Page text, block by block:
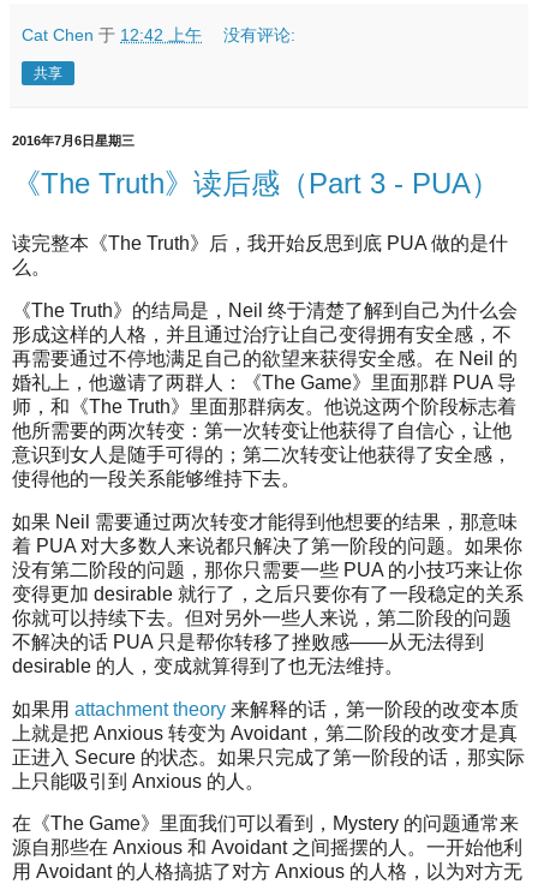
Cat Chen 于 12:42 上午 没有评论:
共享
2016年7月6日星期三
《The Truth》读后感（Part 3 - PUA）
读完整本《The Truth》后，我开始反思到底 PUA 做的是什
么。
《The Truth》的结局是，Neil 终于清楚了解到自己为什么会
形成这样的人格，并且通过治疗让自己变得拥有安全感，不
再需要通过不停地满足自己的欲望来获得安全感。在 Neil 的
婚礼上，他邀请了两群人：《The Game》里面那群 PUA 导
师，和《The Truth》里面那群病友。他说这两个阶段标志着
他所需要的两次转变：第一次转变让他获得了自信心，让他
意识到女人是随手可得的；第二次转变让他获得了安全感，
使得他的一段关系能够维持下去。
如果 Neil 需要通过两次转变才能得到他想要的结果，那意味
着 PUA 对大多数人来说都只解决了第一阶段的问题。如果你
没有第二阶段的问题，那你只需要一些 PUA 的小技巧来让你
变得更加 desirable 就行了，之后只要你有了一段稳定的关系
你就可以持续下去。但对另外一些人来说，第二阶段的问题
不解决的话 PUA 只是帮你转移了挫败感——从无法得到
desirable 的人，变成就算得到了也无法维持。
如果用 attachment theory 来解释的话，第一阶段的改变本质
上就是把 Anxious 转变为 Avoidant，第二阶段的改变才是真
正进入 Secure 的状态。如果只完成了第一阶段的话，那实际
上只能吸引到 Anxious 的人。
在《The Game》里面我们可以看到，Mystery 的问题通常来
源自那些在 Anxious 和 Avoidant 之间摇摆的人。一开始他利
用 Avoidant 的人格搞掂了对方 Anxious 的人格，以为对方无